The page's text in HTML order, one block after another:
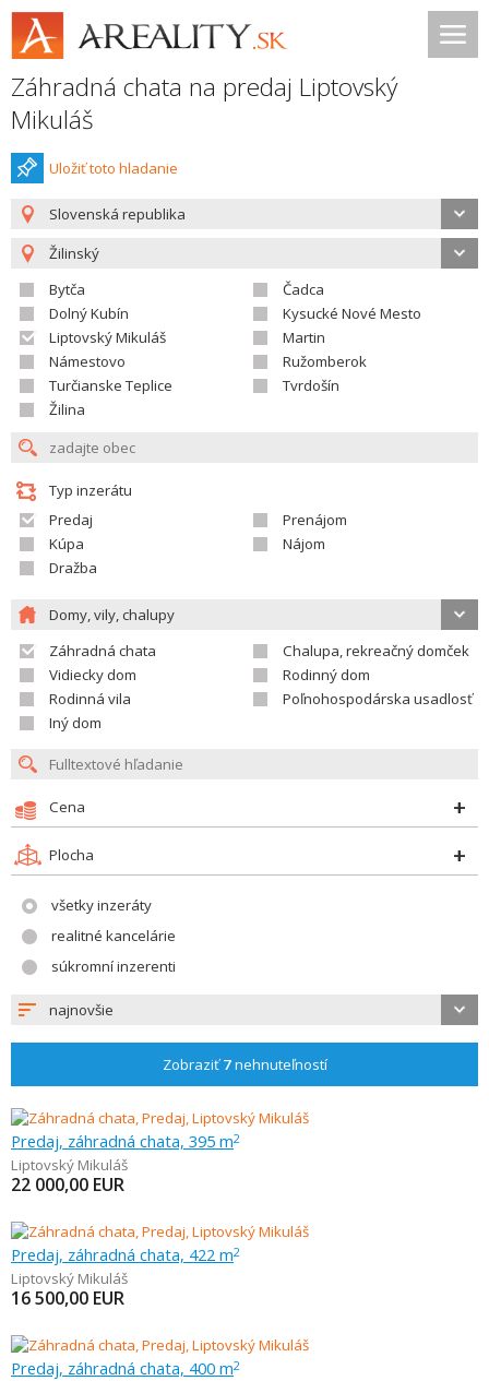
Záhradná chata na predaj Liptovský
Mikuláš
Uložiť toto hladanie
Slovenská republika
Žilinský
Bytča
Čadca
Dolný Kubín
Kysucké Nové Mesto
Liptovský Mikuláš
Martin
Námestovo
Ružomberok
Turčianske Teplice
Tvrdošín
Žilina
Typ inzerátu
Predaj
Prenájom
Kúpa
Nájom
Dražba
Domy, vily, chalupy
Záhradná chata
Chalupa, rekreačný domček
Vidiecky dom
Rodinný dom
Rodinná vila
Poľnohospodárska usadlosť
Iný dom
Cena
Plocha
všetky inzeráty
realitné kancelárie
súkromní inzerenti
najnovšie
Zobraziť7nehnuteľností
Predaj, záhradná chata, 395 m2
Liptovský Mikuláš
22 000,00 EUR
Predaj, záhradná chata, 422 m2
Liptovský Mikuláš
16 500,00 EUR
Predaj, záhradná chata, 400 m2